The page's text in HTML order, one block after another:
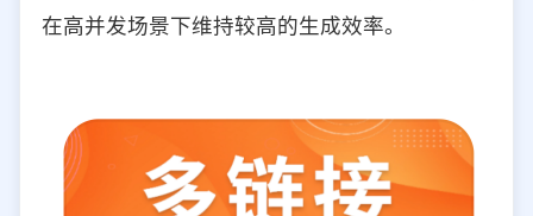
在高并发场景下维持较高的生成效率。